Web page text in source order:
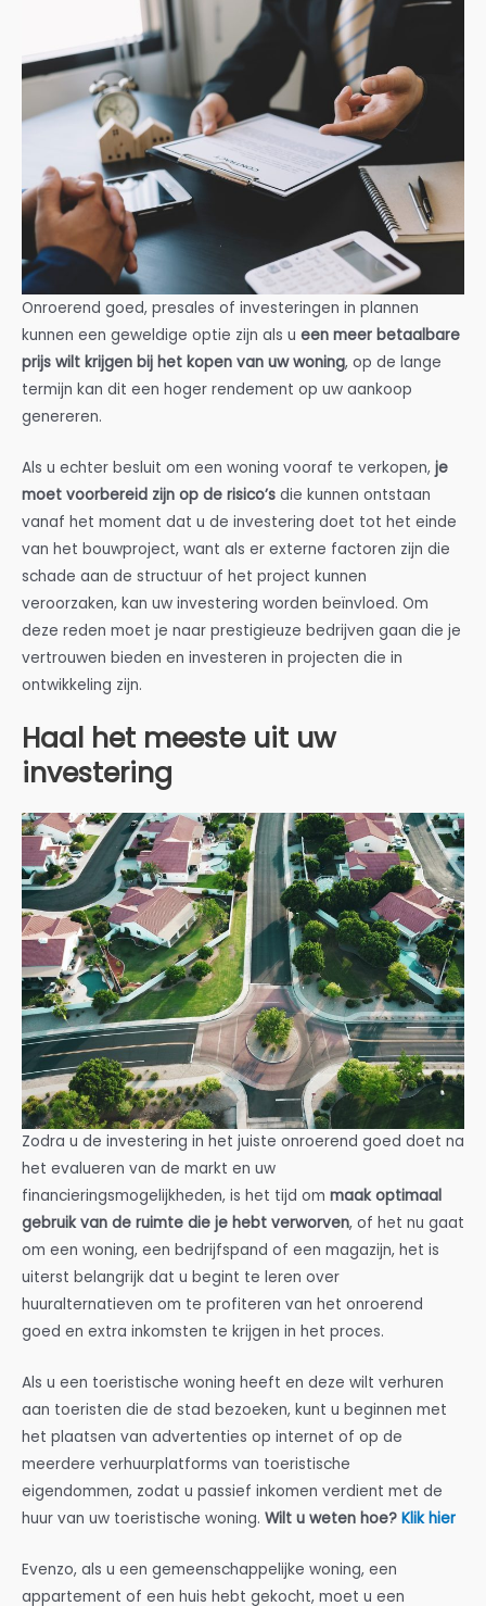
Onroerend goed, presales of investeringen in plannen
kunnen een geweldige optie zijn als u een meer betaalbare
prijs wilt krijgen bij het kopen van uw woning, op de lange
termijn kan dit een hoger rendement op uw aankoop
genereren.
Als u echter besluit om een woning vooraf te verkopen, je
moet voorbereid zijn op de risico’s die kunnen ontstaan
vanaf het moment dat u de investering doet tot het einde
van het bouwproject, want als er externe factoren zijn die
schade aan de structuur of het project kunnen
veroorzaken, kan uw investering worden beïnvloed. Om
deze reden moet je naar prestigieuze bedrijven gaan die je
vertrouwen bieden en investeren in projecten die in
ontwikkeling zijn.
Haal het meeste uit uw
investering
Zodra u de investering in het juiste onroerend goed doet na
het evalueren van de markt en uw
financieringsmogelijkheden, is het tijd om maak optimaal
gebruik van de ruimte die je hebt verworven, of het nu gaat
om een woning, een bedrijfspand of een magazijn, het is
uiterst belangrijk dat u begint te leren over
huuralternatieven om te profiteren van het onroerend
goed en extra inkomsten te krijgen in het proces.
Als u een toeristische woning heeft en deze wilt verhuren
aan toeristen die de stad bezoeken, kunt u beginnen met
het plaatsen van advertenties op internet of op de
meerdere verhuurplatforms van toeristische
eigendommen, zodat u passief inkomen verdient met de
huur van uw toeristische woning. Wilt u weten hoe? Klik hier
Evenzo, als u een gemeenschappelijke woning, een
appartement of een huis hebt gekocht, moet u een